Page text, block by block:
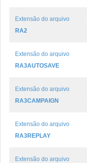
Extensão do arquivo
RA2
Extensão do arquivo
RA3AUTOSAVE
Extensão do arquivo
RA3CAMPAIGN
Extensão do arquivo
RA3REPLAY
Extensão do arquivo